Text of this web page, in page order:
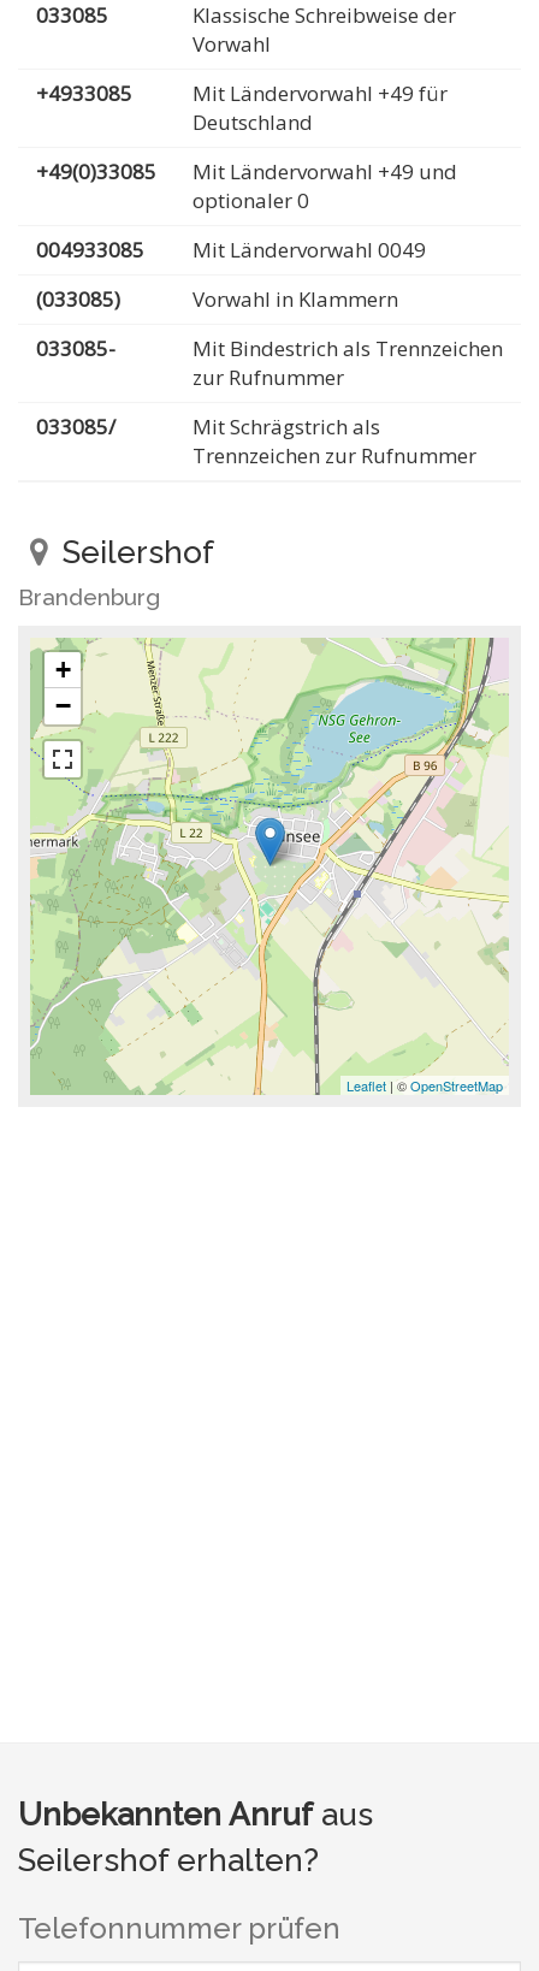
033085
Klassische Schreibweise der
Vorwahl
+4933085
Mit Ländervorwahl +49 für
Deutschland
+49(0)33085
Mit Ländervorwahl +49 und
optionaler 0
004933085
Mit Ländervorwahl 0049
(033085)
Vorwahl in Klammern
033085-
Mit Bindestrich als Trennzeichen
zur Rufnummer
033085/
Mit Schrägstrich als
Trennzeichen zur Rufnummer
Seilershof
Brandenburg
+
−
Leaflet | ©OpenStreetMap
Unbekannten Anrufaus
Seilershof erhalten?
Telefonnummer prüfen